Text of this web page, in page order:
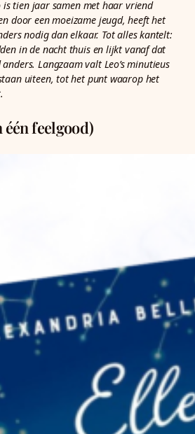
is tien jaar samen met haar vriend
door een moeizame jeugd, heeft het
nodig dan elkaar. Tot alles kantelt:
in de nacht thuis en lijkt vanaf dat
Langzaam valt Leo’s minutieus
uiteen, tot het punt waarop het
één feelgood)